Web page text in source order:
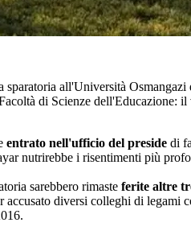
sparatoria all'Università
di Scienze dell'Educazione:
entrato nell'ufficio del preside di
nutrirebbe i risentimenti più
sarebbero rimaste ferite altre
accusato diversi colleghi di legami